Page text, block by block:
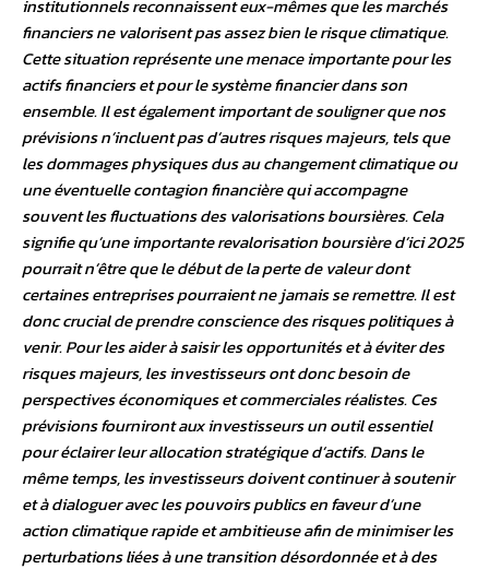
institutionnels reconnaissent eux-mêmes que les marchés
financiers ne valorisent pas assez bien le risque climatique.
Cette situation représente une menace importante pour les
actifs financiers et pour le système financier dans son
ensemble. Il est également important de souligner que nos
prévisions n’incluent pas d’autres risques majeurs, tels que
les dommages physiques dus au changement climatique ou
une éventuelle contagion financière qui accompagne
souvent les fluctuations des valorisations boursières. Cela
signifie qu’une importante revalorisation boursière d’ici 2025
pourrait n’être que le début de la perte de valeur dont
certaines entreprises pourraient ne jamais se remettre. Il est
donc crucial de prendre conscience des risques politiques à
venir. Pour les aider à saisir les opportunités et à éviter des
risques majeurs, les investisseurs ont donc besoin de
perspectives économiques et commerciales réalistes. Ces
prévisions fourniront aux investisseurs un outil essentiel
pour éclairer leur allocation stratégique d’actifs. Dans le
même temps, les investisseurs doivent continuer à soutenir
et à dialoguer avec les pouvoirs publics en faveur d’une
action climatique rapide et ambitieuse afin de minimiser les
perturbations liées à une transition désordonnée et à des